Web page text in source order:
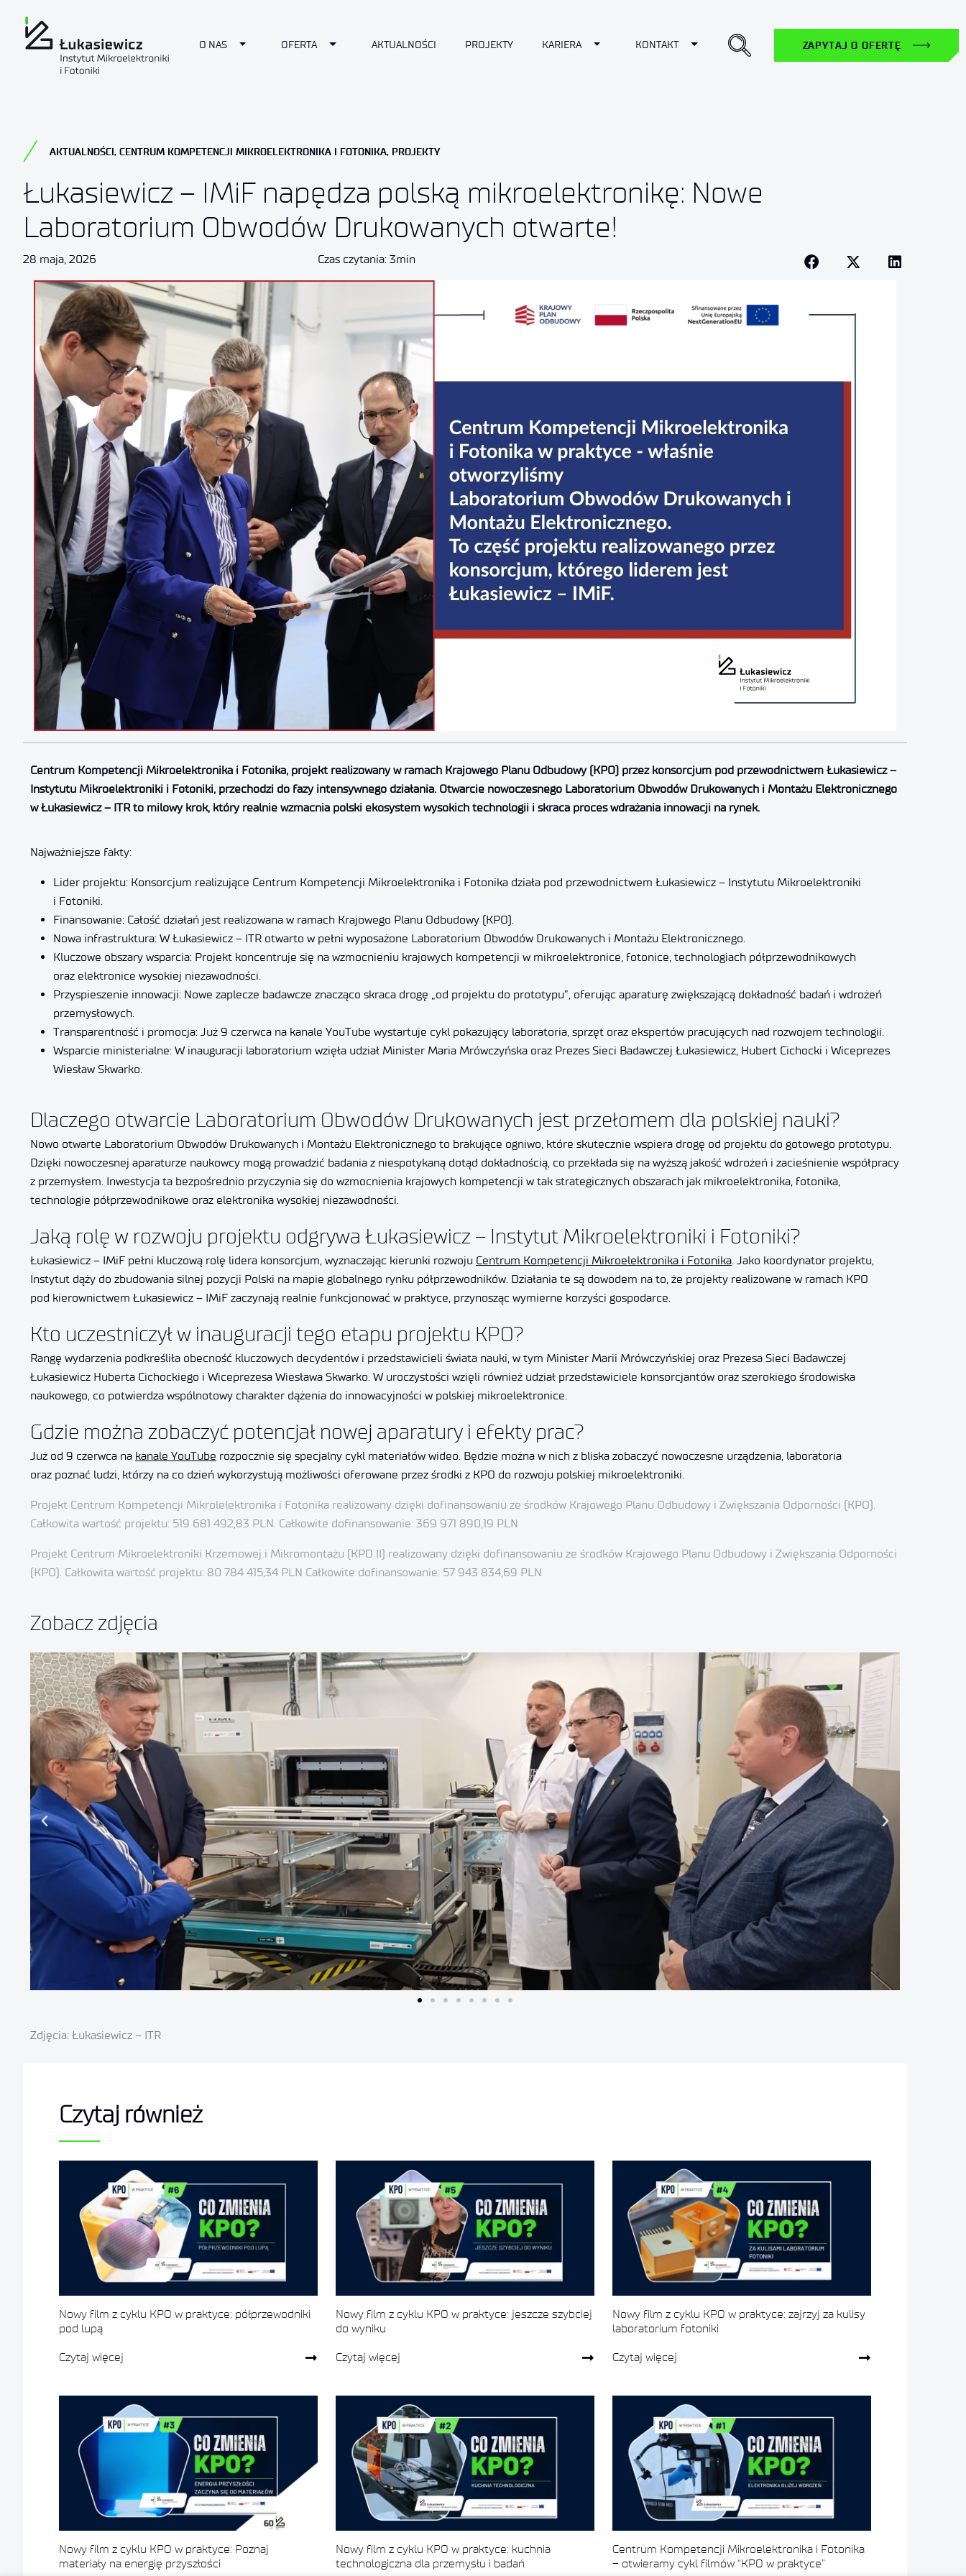
O NAS Toggle Dropdown
OFERTA Toggle Dropdown
AKTUALNOŚCI PROJEKTY KARIERA Toggle Dropdown
KONTAKT Toggle Dropdown ZAPYTAJ O OFERTĘ
AKTUALNOŚCI, CENTRUM KOMPETENCJI MIKROELEKTRONIKA I FOTONIKA, PROJEKTY
Łukasiewicz – IMiF napędza polską mikroelektronikę: Nowe
Laboratorium Obwodów Drukowanych otwarte!
28 maja, 2026 Czas czytania: 3min
Centrum Kompetencji Mikroelektronika i Fotonika, projekt realizowany w ramach Krajowego Planu Odbudowy (KPO) przez konsorcjum pod przewodnictwem Łukasiewicz –
Instytutu Mikroelektroniki i Fotoniki, przechodzi do fazy intensywnego działania. Otwarcie nowoczesnego Laboratorium Obwodów Drukowanych i Montażu Elektronicznego
w Łukasiewicz – ITR to milowy krok, który realnie wzmacnia polski ekosystem wysokich technologii i skraca proces wdrażania innowacji na rynek.
Najważniejsze fakty:
Lider projektu: Konsorcjum realizujące Centrum Kompetencji Mikroelektronika i Fotonika działa pod przewodnictwem Łukasiewicz – Instytutu Mikroelektroniki
i Fotoniki.
Finansowanie: Całość działań jest realizowana w ramach Krajowego Planu Odbudowy (KPO).
Nowa infrastruktura: W Łukasiewicz – ITR otwarto w pełni wyposażone Laboratorium Obwodów Drukowanych i Montażu Elektronicznego.
Kluczowe obszary wsparcia: Projekt koncentruje się na wzmocnieniu krajowych kompetencji w mikroelektronice, fotonice, technologiach półprzewodnikowych
oraz elektronice wysokiej niezawodności.
Przyspieszenie innowacji: Nowe zaplecze badawcze znacząco skraca drogę „od projektu do prototypu”, oferując aparaturę zwiększającą dokładność badań i wdrożeń
przemysłowych.
Transparentność i promocja: Już 9 czerwca na kanale YouTube wystartuje cykl pokazujący laboratoria, sprzęt oraz ekspertów pracujących nad rozwojem technologii.
Wsparcie ministerialne: W inauguracji laboratorium wzięła udział Minister Maria Mrówczyńska oraz Prezes Sieci Badawczej Łukasiewicz, Hubert Cichocki i Wiceprezes
Wiesław Skwarko.
Dlaczego otwarcie Laboratorium Obwodów Drukowanych jest przełomem dla polskiej nauki?
Nowo otwarte Laboratorium Obwodów Drukowanych i Montażu Elektronicznego to brakujące ogniwo, które skutecznie wspiera drogę od projektu do gotowego prototypu.
Dzięki nowoczesnej aparaturze naukowcy mogą prowadzić badania z niespotykaną dotąd dokładnością, co przekłada się na wyższą jakość wdrożeń i zacieśnienie współpracy
z przemysłem. Inwestycja ta bezpośrednio przyczynia się do wzmocnienia krajowych kompetencji w tak strategicznych obszarach jak mikroelektronika, fotonika,
technologie półprzewodnikowe oraz elektronika wysokiej niezawodności.
Jaką rolę w rozwoju projektu odgrywa Łukasiewicz – Instytut Mikroelektroniki i Fotoniki?
Łukasiewicz – IMiF pełni kluczową rolę lidera konsorcjum, wyznaczając kierunki rozwoju Centrum Kompetencji Mikroelektronika i Fotonika. Jako koordynator projektu,
Instytut dąży do zbudowania silnej pozycji Polski na mapie globalnego rynku półprzewodników. Działania te są dowodem na to, że projekty realizowane w ramach KPO
pod kierownictwem Łukasiewicz – IMiF zaczynają realnie funkcjonować w praktyce, przynosząc wymierne korzyści gospodarce.
Kto uczestniczył w inauguracji tego etapu projektu KPO?
Rangę wydarzenia podkreśliła obecność kluczowych decydentów i przedstawicieli świata nauki, w tym Minister Marii Mrówczyńskiej oraz Prezesa Sieci Badawczej
Łukasiewicz Huberta Cichockiego i Wiceprezesa Wiesława Skwarko. W uroczystości wzięli również udział przedstawiciele konsorcjantów oraz szerokiego środowiska
naukowego, co potwierdza wspólnotowy charakter dążenia do innowacyjności w polskiej mikroelektronice.
Gdzie można zobaczyć potencjał nowej aparatury i efekty prac?
Już od 9 czerwca na kanale YouTube rozpocznie się specjalny cykl materiałów wideo. Będzie można w nich z bliska zobaczyć nowoczesne urządzenia, laboratoria
oraz poznać ludzi, którzy na co dzień wykorzystują możliwości oferowane przez środki z KPO do rozwoju polskiej mikroelektroniki.
Projekt Centrum Kompetencji Mikrolelektronika i Fotonika realizowany dzięki dofinansowaniu ze środków Krajowego Planu Odbudowy i Zwiększania Odporności (KPO).
Całkowita wartość projektu: 519 681 492,83 PLN. Całkowite dofinansowanie: 369 971 890,19 PLN
Projekt Centrum Mikroelektroniki Krzemowej i Mikromontażu (KPO II) realizowany dzięki dofinansowaniu ze środków Krajowego Planu Odbudowy i Zwiększania Odporności
(KPO). Całkowita wartość projektu: 80 784 415,34 PLN Całkowite dofinansowanie: 57 943 834,69 PLN
Zobacz zdjęcia
Zdjęcia: Łukasiewicz – ITR
Czytaj również
Nowy film z cyklu KPO w praktyce: półprzewodniki
pod lupą
Czytaj więcej
Nowy film z cyklu KPO w praktyce: jeszcze szybciej
do wyniku
Czytaj więcej
Nowy film z cyklu KPO w praktyce: zajrzyj za kulisy
laboratorium fotoniki
Czytaj więcej
Nowy film z cyklu KPO w praktyce: Poznaj
materiały na energię przyszłości
Nowy film z cyklu KPO w praktyce: kuchnia
technologiczna dla przemysłu i badań
Centrum Kompetencji Mikroelektronika i Fotonika
– otwieramy cykl filmów “KPO w praktyce”